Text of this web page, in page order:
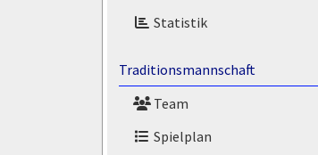
Statistik
Traditionsmannschaft
Team
Spielplan